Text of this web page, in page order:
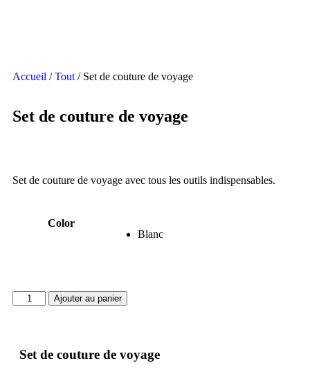
Accueil /Tout / Set de couture de voyage
Set de couture de voyage
Set de couture de voyage avec tous les outils indispensables.
Color
Blanc
Ajouter au panier
Set de couture de voyage